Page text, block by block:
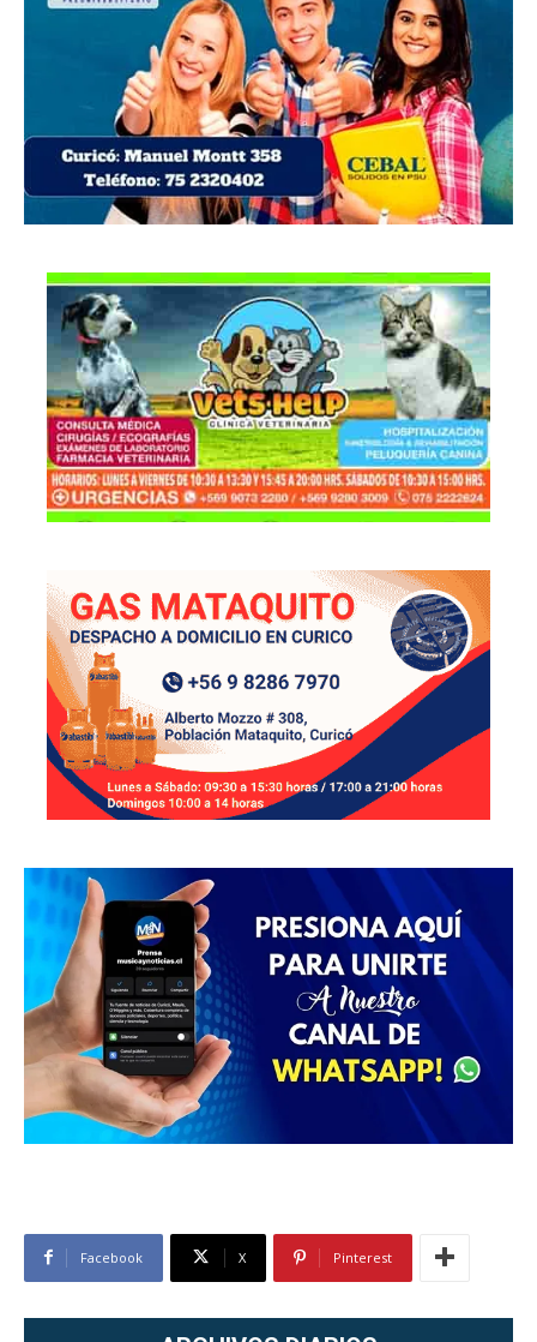
Facebook X Pinterest